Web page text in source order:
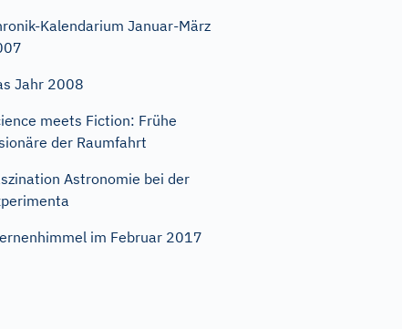
Kalendarium Januar-März
Jahr 2008
meets Fiction: Frühe
der Raumfahrt
Astronomie bei der
im Februar 2017